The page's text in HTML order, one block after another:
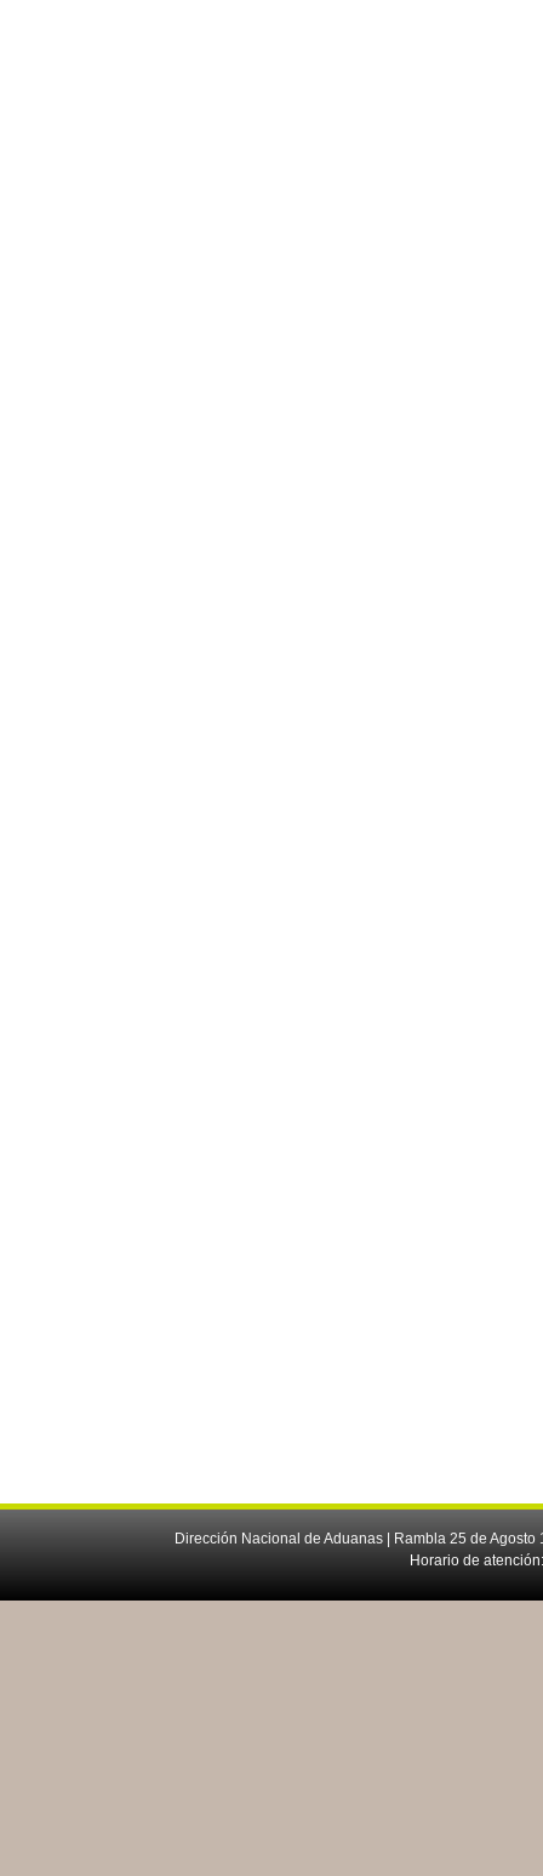
Dirección Nacional de Aduanas | Rambla 25 de
Horario de